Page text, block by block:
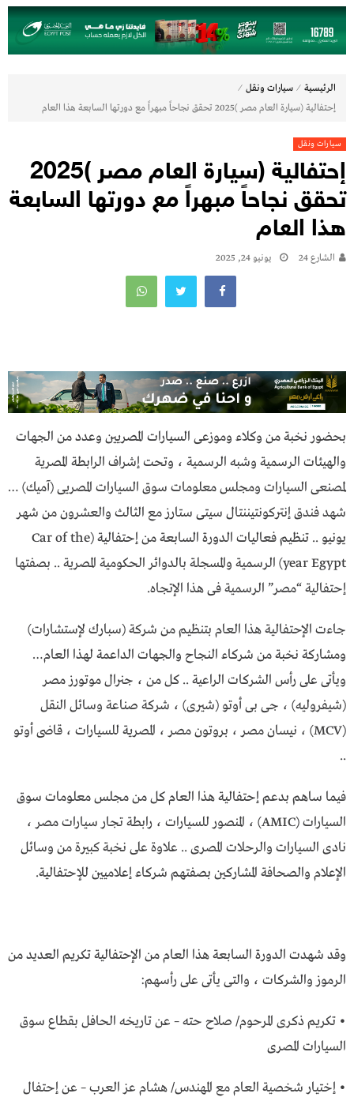
الرئيسية ⁄ سيارات ونقل ⁄
إحتفالية (سيارة العام مصر )2025 تحقق نجاحاً مبهراً مع دورتها السابعة هذا العام
سيارات ونقل
إحتفالية (سيارة العام مصر )2025
تحقق نجاحاً مبهراً مع دورتها السابعة
هذا العام
الشارع 24 يونيو 24, 2025
بحضور نخبة من وكلاء وموزعى السيارات المصريين وعدد من الجهات
والهيئات الرسمية وشبه الرسمية ، وتحت إشراف الرابطة المصرية
لمصنعى السيارات ومجلس معلومات سوق السيارات المصريى (آميك) …
شهد فندق إنتركونتيننتال سيتى ستارز مع الثالث والعشرون من شهر
يونيو .. تنظيم فعاليات الدورة السابعة من إحتفالية (Car of the
year Egypt) الرسمية والمسجلة بالدوائر الحكومية المصرية .. بصفتها
إحتفالية “مصر” الرسمية فى هذا الإتجاه.
جاءت الإحتفالية هذا العام بتنظيم من شركة (ســــبارك لإستشارات)
ومشاركة نخبة من شركاء النجاح والجهات الداعمة لهذا العام…
ويأتى على رأس الشركات الراعية .. كل من ، جنرال موتورز مصر
(شيفروليه) ، جى بى أوتو (شيرى) ، شركة صناعة وسائل النقل
(MCV) ، نيسان مصر ، بروتون مصر ، المصرية للسيارات ، قاضى أوتو
..
فيما ساهم بدعم إحتفالية هذا العام كل من مجلس معلومات سوق
السيارات (AMIC) ، المنصور للسيارات ، رابطة تجار سيارات مصر ،
نادى السيارات والرحلات المصرى .. علاوة على نخبة كبيرة من وسائل
الإعلام والصحافة المشاركين بصفتهم شركاء إعلاميين للإحتفالية.
وقد شهدت الدورة السابعة هذا العام من الإحتفالية تكريم العديد من
الرموز والشركات ، والتى يأتى على رأسهم:
• تكريم ذكرى المرحوم/ صلاح حته – عن تاريخه الحافل بقطاع سوق
السيارات المصرى
• إختيار شخصية العام مع المهندس/ هشام عز العرب – عن إحتفال